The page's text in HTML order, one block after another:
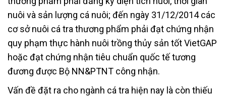
nuôi và sản lượng cá nuôi; đến ngày 31/12/2014 các
cơ sở nuôi cá tra thương phẩm phải đạt chứng nhận
quy phạm thực hành nuôi trồng thủy sản tốt VietGAP
hoặc đạt chứng nhận tiêu chuẩn quốc tế tương
đương được Bộ NN&PTNT công nhận.
Vấn đề đặt ra cho ngành cá tra hiện nay là còn thiếu